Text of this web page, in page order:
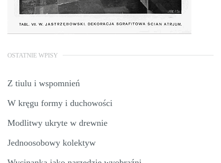
OSTATNIE WPISY
Z tiulu i wspomnień
W kręgu formy i duchowości
Modlitwy ukryte w drewnie
Jednoosobowy kolektyw